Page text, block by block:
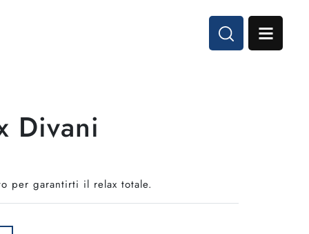
Divani
per garantirti il relax totale.